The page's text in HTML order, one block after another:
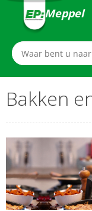
Meppel
Bakken